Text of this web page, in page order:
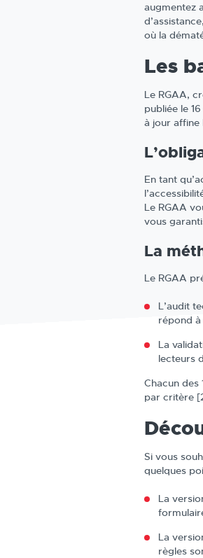
augmentez
où la
Les
Le RGAA,
publiée le
à jour affine
En tant
Le RGAA
vous
La
Le RGAA
L’audit
répond à
La
lecteurs
Chacun des
par critère
Si vous
quelques
La
La
règles